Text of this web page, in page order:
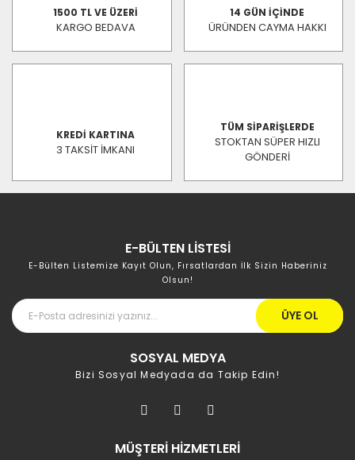
1500 TL VE ÜZERİ
KARGO BEDAVA
14 GÜN İÇİNDE
ÜRÜNDEN CAYMA HAKKI
KREDİ KARTINA
3 TAKSİT İMKANI
TÜM SİPARİŞLERDE
STOKTAN SÜPER HIZLI
GÖNDERİ
E-BÜLTEN LİSTESİ
E-Bülten Listemize Kayıt Olun, Fırsatlardan İlk Sizin Haberiniz
Olsun!
ÜYE OL
SOSYAL MEDYA
Bizi Sosyal Medyada da Takip Edin!
MÜŞTERİ HİZMETLERİ